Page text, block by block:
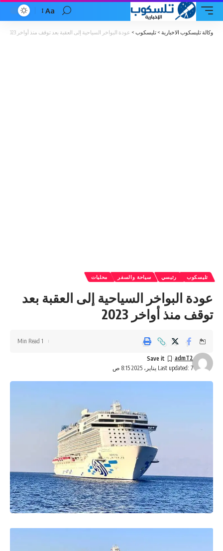
Font
Aa
وكالة تليسكوب الاخبارية > تليسكوب > عودة البواخر السياحية إلى العقبة بعد توقف منذ أواخر 2023
تليسكوب رئيسي سياحة والسفر محليات
عودة البواخر السياحية إلى العقبة بعد
توقف منذ أواخر 2023
Last updated: 7 يناير، 2025 8:15 ص
admT2
1 Min Read